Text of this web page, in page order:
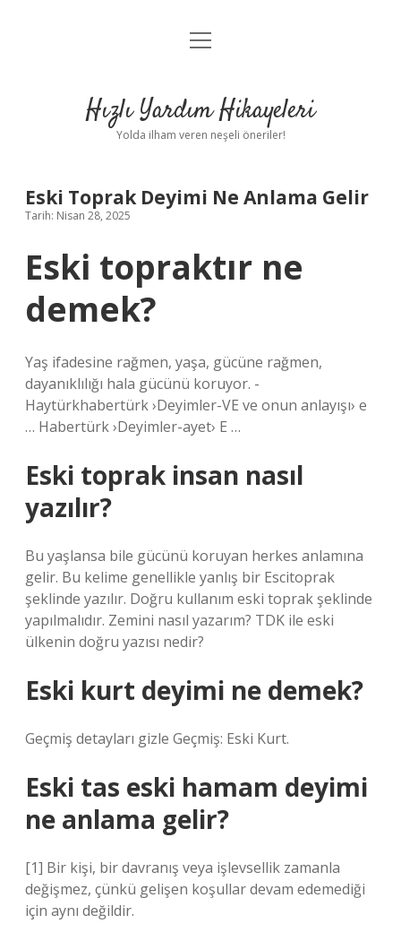
Anasayfa
Yasal Uyarı
menüyü
Hızlı Yardım Hikayeleri
Yolda ilham veren neşeli öneriler!
Eski Toprak Deyimi Ne Anlama Gelir
Tarih: Nisan 28, 2025
Eski topraktır ne
demek?
Yaş ifadesine rağmen, yaşa, gücüne rağmen,
dayanıklılığı hala gücünü koruyor. -
Haytürkhabertürk ›Deyimler-VE ve onun anlayışı› e
… Habertürk ›Deyimler-ayet› E …
Eski toprak insan nasıl
yazılır?
Bu yaşlansa bile gücünü koruyan herkes anlamına
gelir. Bu kelime genellikle yanlış bir Escitoprak
şeklinde yazılır. Doğru kullanım eski toprak şeklinde
yapılmalıdır. Zemini nasıl yazarım? TDK ile eski
ülkenin doğru yazısı nedir?
Eski kurt deyimi ne demek?
Geçmiş detayları gizle Geçmiş: Eski Kurt.
Eski tas eski hamam deyimi
ne anlama gelir?
[1] Bir kişi, bir davranış veya işlevsellik zamanla
değişmez, çünkü gelişen koşullar devam edemediği
için aynı değildir.